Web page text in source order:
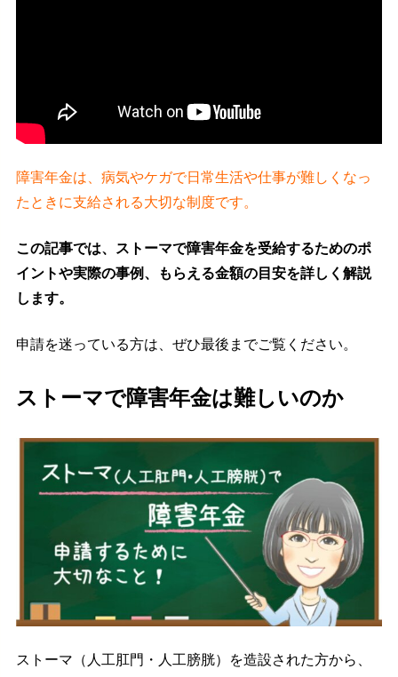
障害年金は、病気やケガで日常生活や仕事が難しくなっ
たときに支給される大切な制度です。
この記事では、ストーマで障害年金を受給するためのポ
イントや実際の事例、もらえる金額の目安を詳しく解説
します。
申請を迷っている方は、ぜひ最後までご覧ください。
ストーマで障害年金は難しいのか
ストーマ（人工肛門・人工膀胱）を造設された方から、